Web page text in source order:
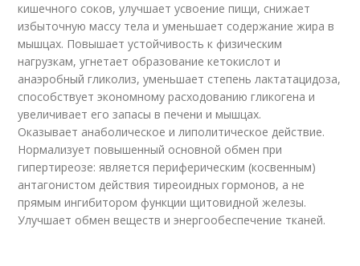
кишечного соков, улучшает усвоение пищи, снижает
избыточную массу тела и уменьшает содержание жира в
мышцах. Повышает устойчивость к физическим
нагрузкам, угнетает образование кетокислот и
анаэробный гликолиз, уменьшает степень лактатацидоза,
способствует экономному расходованию гликогена и
увеличивает его запасы в печени и мышцах.
Оказывает анаболическое и липолитическое действие.
Нормализует повышенный основной обмен при
гипертиреозе: является периферическим (косвенным)
антагонистом действия тиреоидных гормонов, а не
прямым ингибитором функции щитовидной железы.
Улучшает обмен веществ и энергообеспечение тканей.